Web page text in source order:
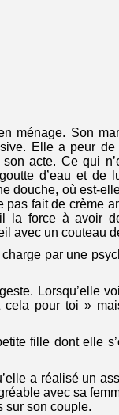
ménage. Son
Elle a peur
acte. Ce qui
d’eau et de
douche, où est-
pas fait de crème
la force à avoir
avec un couteau
par une
Lorsqu’elle
pour toi »
fille dont elle
a réalisé un
avec sa
sur son couple.